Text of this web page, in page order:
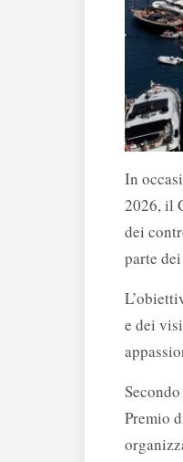
In
2026, il
dei
parte
e dei
Premio